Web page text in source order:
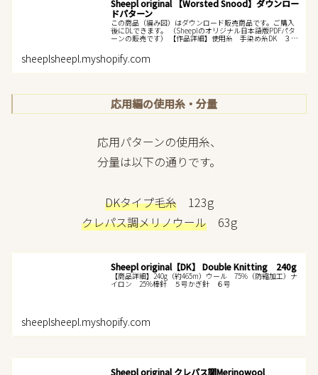
Sheepl original 【Worsted Snood】ダウンロー
ドパターン
この商品（編み図）はダウンロード販売商品です。ご購入
後にDLできます。 （Sheeplのオリジナル日本語版PDFパタ
ーンの販売です） 【作品詳細】使用糸 手染め糸DK ３か
（100g） ...
sheeplsheepl.myshopify.com
応用編の使用糸・分量
応用パターンの使用糸、
分量は以下の通りです。
DKタイプ毛糸123g
クレパス調メリノウール63g
Sheepl original【DK】 Double Knitting 240g
【商品詳細】240g（約465m）ウール 75%（防縮加工）ナ
イロン 25%棒針 ５号かぎ針 ６号
sheeplsheepl.myshopify.com
Sheepl original クレパス調Merinowool